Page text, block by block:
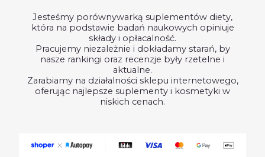
Jesteśmy porównywarką suplementów diety,
która na podstawie badań naukowych opiniuje
składy i opłacalność.
Pracujemy niezależnie i dokładamy starań, by
nasze rankingi oraz recenzje były rzetelne i
aktualne.
Zarabiamy na działalności sklepu internetowego,
oferując najlepsze suplementy i kosmetyki w
niskich cenach.